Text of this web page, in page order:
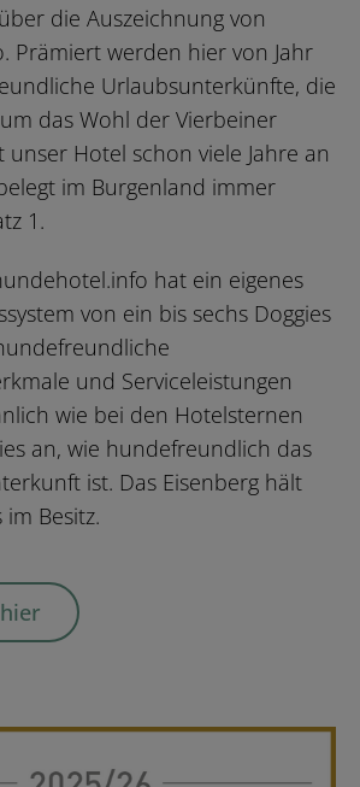
die Auszeichnung von
Prämiert werden hier von Jahr
Urlaubsunterkünfte, die
das Wohl der Vierbeiner
unser Hotel schon viele Jahre an
im Burgenland immer
1.
hat ein eigenes
von ein bis sechs Doggies
und Serviceleistungen
wie bei den Hotelsternen
an, wie hundefreundlich das
ist. Das Eisenberg hält
im Besitz.